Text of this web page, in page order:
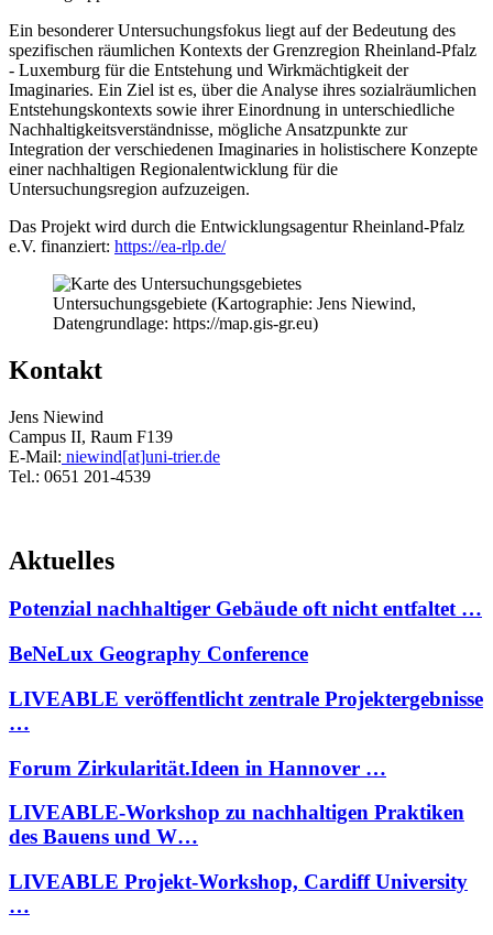
Ein besonderer Untersuchungsfokus liegt auf der Bedeutung des
spezifischen räumlichen Kontexts der Grenzregion Rheinland-Pfalz
- Luxemburg für die Entstehung und Wirkmächtigkeit der
Imaginaries. Ein Ziel ist es, über die Analyse ihres sozialräumlichen
Entstehungskontexts sowie ihrer Einordnung in unterschiedliche
Nachhaltigkeitsverständnisse, mögliche Ansatzpunkte zur
Integration der verschiedenen Imaginaries in holistischere Konzepte
einer nachhaltigen Regionalentwicklung für die
Untersuchungsregion aufzuzeigen.
Das Projekt wird durch die Entwicklungsagentur Rheinland-Pfalz
e.V. finanziert: https://ea-rlp.de/
Untersuchungsgebiete (Kartographie: Jens Niewind,
Datengrundlage: https://map.gis-gr.eu)
Kontakt
Jens Niewind
Campus II, Raum F139
E-Mail: niewind[at]uni-trier.de
Tel.: 0651 201-4539
Aktuelles
Potenzial nachhaltiger Gebäude oft nicht entfaltet …
BeNeLux Geography Conference
LIVEABLE veröffentlicht zentrale Projektergebnisse
…
Forum Zirkularität.Ideen in Hannover …
LIVEABLE-Workshop zu nachhaltigen Praktiken
des Bauens und W…
LIVEABLE Projekt-Workshop, Cardiff University
…